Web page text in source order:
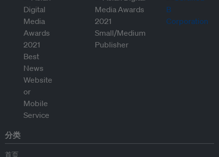
分类
首页